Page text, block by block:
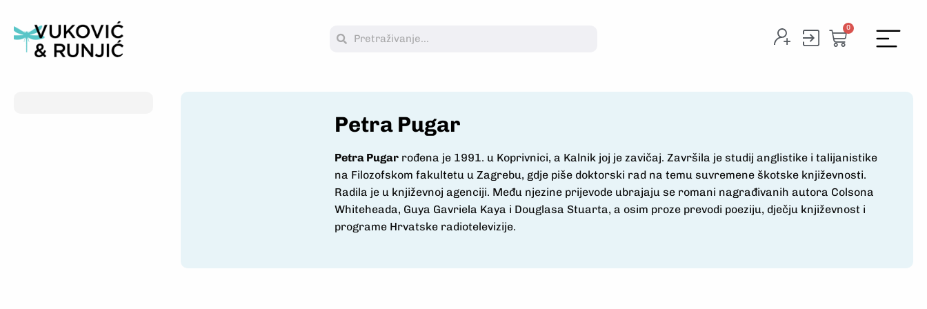
0
Petra Pugar
Petra Pugar rođena je 1991. u Koprivnici, a Kalnik joj je zavičaj. Završila je studij anglistike i talijanistike
na Filozofskom fakultetu u Zagrebu, gdje piše doktorski rad na temu suvremene škotske književnosti.
Radila je u književnoj agenciji. Među njezine prijevode ubrajaju se romani nagrađivanih autora Colsona
Whiteheada, Guya Gavriela Kaya i Douglasa Stuarta, a osim proze prevodi poeziju, dječju književnost i
programe Hrvatske radiotelevizije.